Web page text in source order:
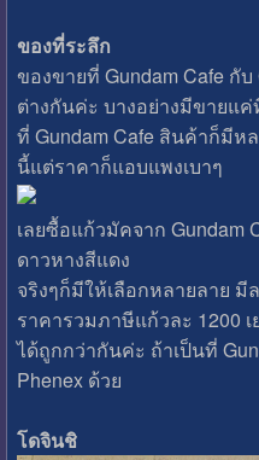
ของที่ระลึก
ของขายที่ Gundam Cafe กั
ต่างกันค่ะ บางอย่างมีขายแค่
ที่ Gundam Cafe สินค้าก็มีห
นี้แต่ราคาก็แอบแพงเบาๆ
เลยซื้อแก้วมัคจาก Gundam
ดาวหางสีแดง
จริงๆก็มีให้เลือกหลายลาย
ราคารวมภาษีแก้วละ 1200
ได้ถูกกว่ากันค่ะ ถ้าเป็นที่
Phenex ด้วย
โดจินชิ